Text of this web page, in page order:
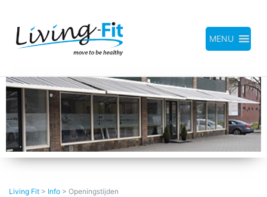
inhoud
MENU
Living Fit > Info > Openingstijden